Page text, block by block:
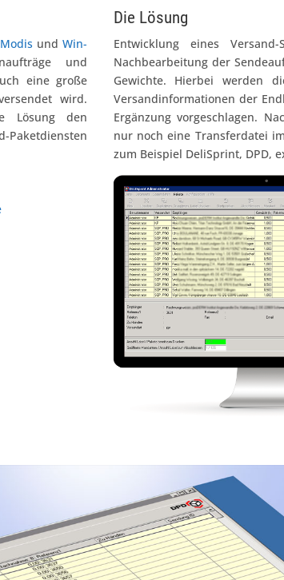
undWin-
und
eine große
wird.
Lösung den
Die Lösung
Entwicklung eines
Nachbearbeitung der
Gewichte. Hierbei werden
Versandinformationen der
Ergänzung vorgeschlagen.
nur noch eine Transferdatei
zum Beispiel DeliSprint, DPD,